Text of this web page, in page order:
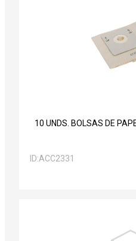
10 UNDS. BOLSAS DE
ID:ACC2331